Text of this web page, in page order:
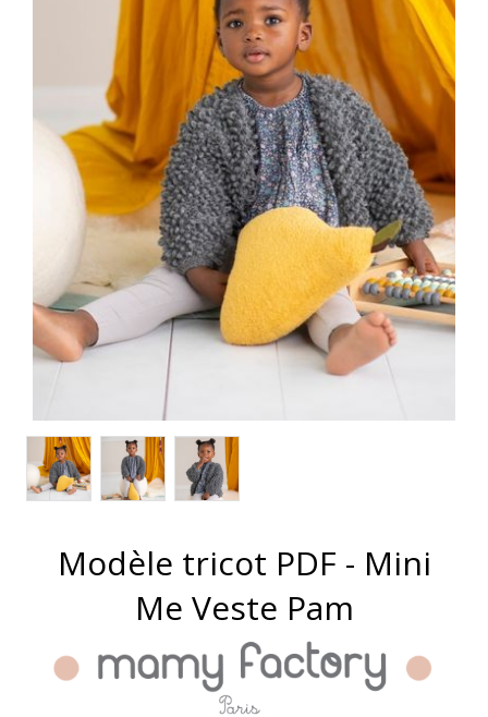
Modèle tricot PDF - Mini
Me Veste Pam